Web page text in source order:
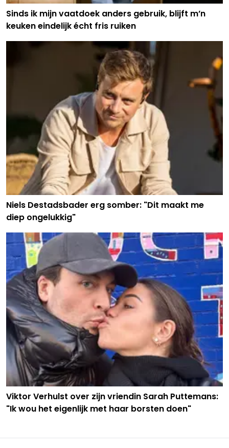
Sinds ik mijn vaatdoek anders gebruik, blijft m’n
keuken eindelijk écht fris ruiken
Niels Destadsbader erg somber: "Dit maakt me
diep ongelukkig"
Viktor Verhulst over zijn vriendin Sarah Puttemans:
"Ik wou het eigenlijk met haar borsten doen"